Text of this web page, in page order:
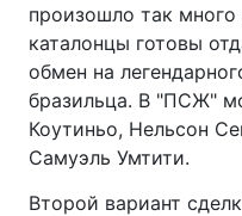
произошло так много
каталонцы готовы
обмен на
бразильца. В "ПСЖ"
Коутиньо, Нельсон
Самуэль Умтити.
Второй вариант